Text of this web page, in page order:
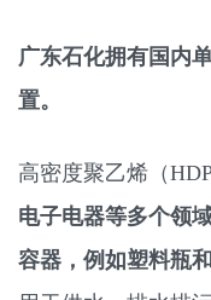
广东石化拥有国内
置。
高密度聚乙烯（
电子电器等多个领
容器，例如塑料瓶